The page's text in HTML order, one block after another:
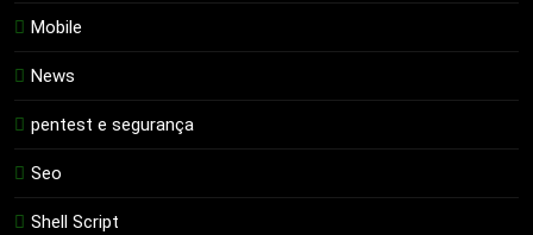
Mobile
News
pentest e segurança
Seo
Shell Script